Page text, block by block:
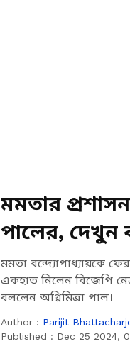
মমতার
পালের, দেখুন
মমতা বন্দ্যোপাধ্যায়কে
একহাত নিলেন বিজেপি
বললেন অগ্নিমিত্রা পাল।
Author : Parijit
Published : Dec 25 2024,